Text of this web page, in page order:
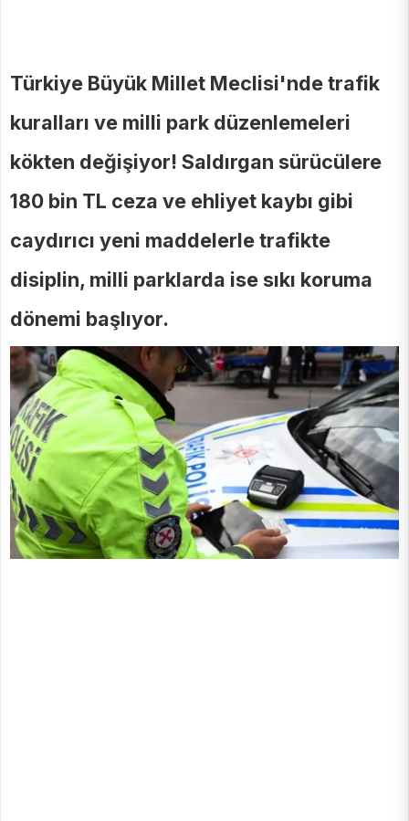
Türkiye Büyük Millet Meclisi'nde trafik
kuralları ve milli park düzenlemeleri
kökten değişiyor! Saldırgan sürücülere
180 bin TL ceza ve ehliyet kaybı gibi
caydırıcı yeni maddelerle trafikte
disiplin, milli parklarda ise sıkı koruma
dönemi başlıyor.